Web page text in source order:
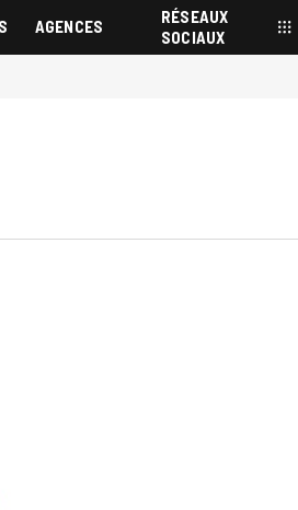
AGENCES
RÉSEAUX
SOCIAUX